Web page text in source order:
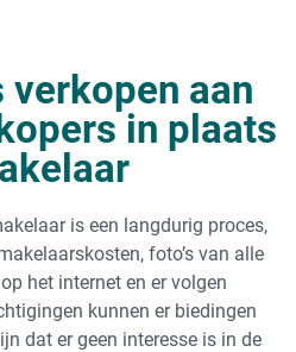
verkopen aan
in plaats
is een langdurig proces,
foto’s van alle
het internet en er volgen
kunnen er biedingen
dat er geen interesse is in de